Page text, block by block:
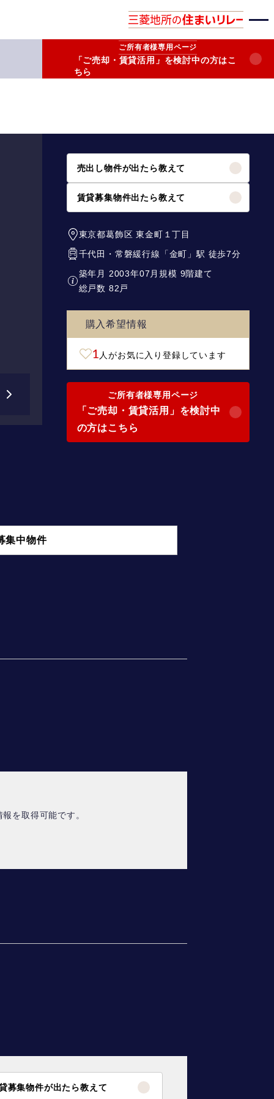
ご所有者様専用ページ
「ご売却・賃貸活用」を検討中の方はこ
ちら
売出し物件が出たら教えて
賃貸募集物件出たら教えて
東京都葛飾区 東金町１丁目
千代田・常磐緩行線
「金町 」駅 徒歩7分
築年月 2003年07月規模 9階建て
総戸数 82戸
購入希望情報
1 人がお気に入り登録しています
ご所有者様専用ページ
「ご売却・賃貸活用」を検討中
の方はこちら
集中物件
を取得可能です。
募集物件が出たら教えて